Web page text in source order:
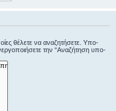
θέλετε να αναζητήσετε. Υπο-
την “Αναζήτηση υπο-